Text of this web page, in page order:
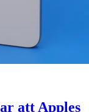
att Apples